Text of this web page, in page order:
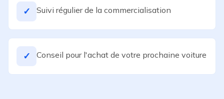
✓ Suivi régulier de la commercialisation
✓ Conseil pour l'achat de votre prochaine voiture